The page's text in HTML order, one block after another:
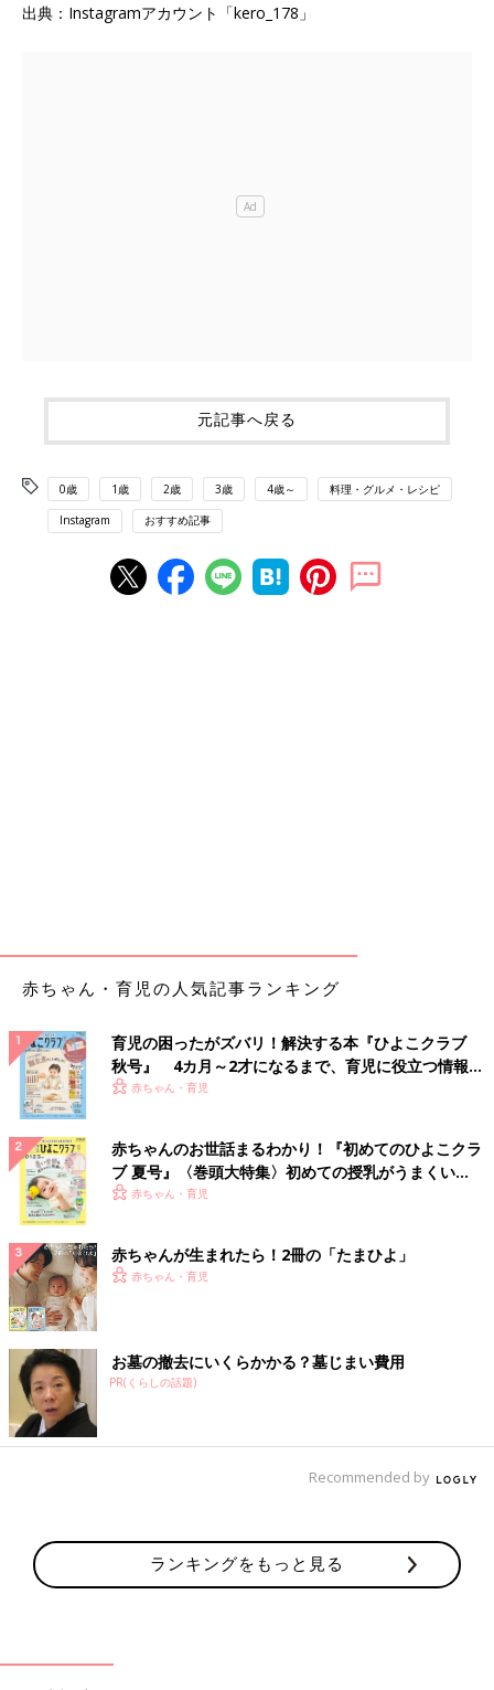
出典：Instagramアカウント「kero_178」
元記事へ戻る
0歳 1歳 2歳 3歳 4歳～ 料理・グルメ・レシピ
Instagram おすすめ記事
赤ちゃん・育児の人気記事ランキング
育児の困ったがズバリ！解決する本『ひよこクラブ
秋号』 4カ月～2才になるまで、育児に役立つ情報が
いっぱい！
赤ちゃん・育児
赤ちゃんのお世話まるわかり！『初めてのひよこクラ
ブ 夏号』〈巻頭大特集〉初めての授乳がうまくい
く！ おっぱい・ミルクの基本と夏のトラブル 解決テ
赤ちゃん・育児
赤ちゃんが生まれたら！2冊の「たまひよ」
赤ちゃん・育児
お墓の撤去にいくらかかる？墓じまい費用
PR(くらしの話題)
Recommended by
ランキングをもっと見る